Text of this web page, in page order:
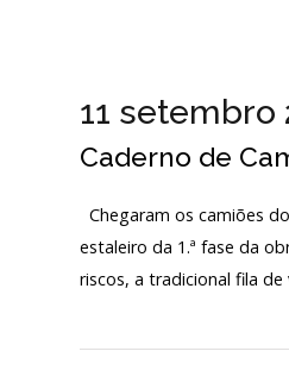
11 setembro
Caderno de
Chegaram os camiões
estaleiro da 1.ª fase da
riscos, a tradicional fila